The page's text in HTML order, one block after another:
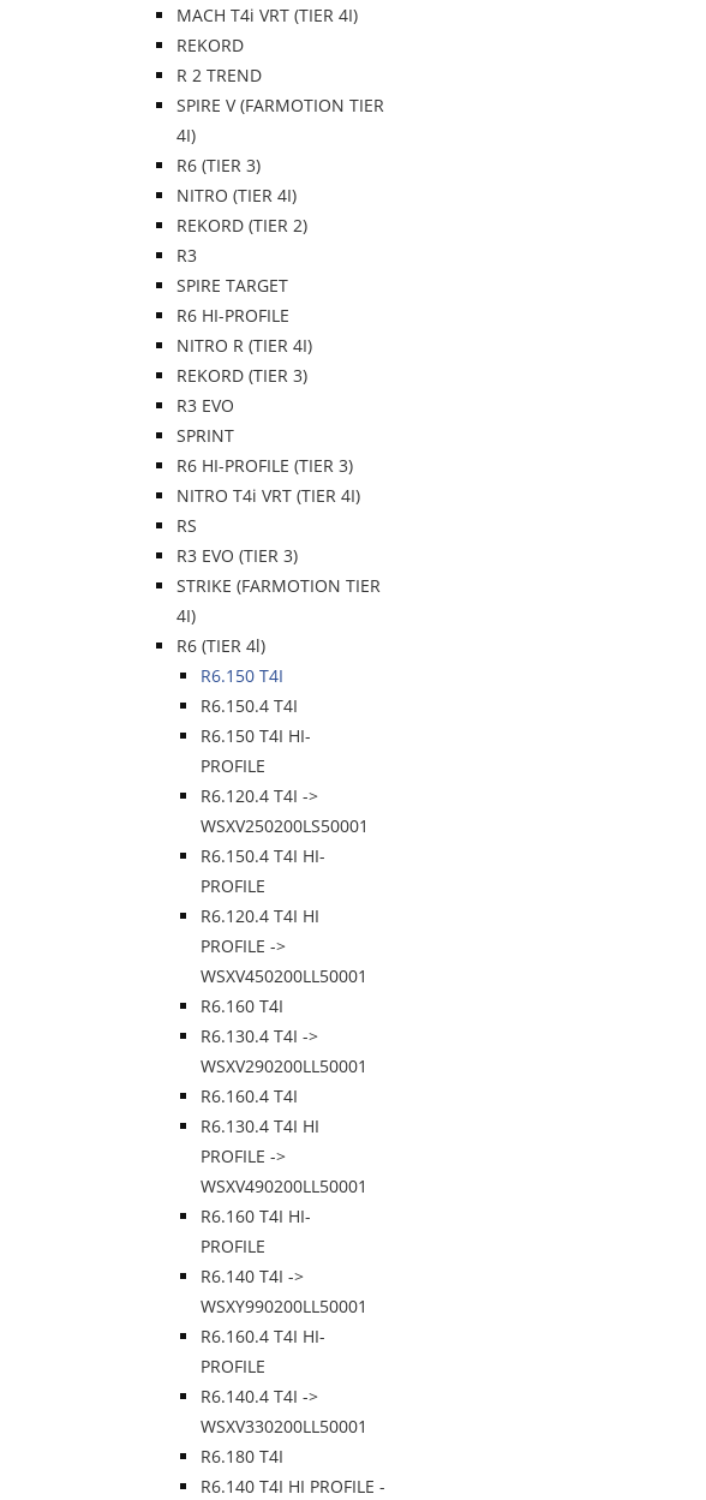
MACH T4i VRT (TIER 4I)
REKORD
R 2 TREND
SPIRE V (FARMOTION TIER
4I)
R6 (TIER 3)
NITRO (TIER 4I)
REKORD (TIER 2)
R3
SPIRE TARGET
R6 HI-PROFILE
NITRO R (TIER 4I)
REKORD (TIER 3)
R3 EVO
SPRINT
R6 HI-PROFILE (TIER 3)
NITRO T4i VRT (TIER 4I)
RS
R3 EVO (TIER 3)
STRIKE (FARMOTION TIER
4I)
R6 (TIER 4l)
R6.150 T4I
R6.150.4 T4I
R6.150 T4I HI-
PROFILE
R6.120.4 T4I ->
WSXV250200LS50001
R6.150.4 T4I HI-
PROFILE
R6.120.4 T4I HI
PROFILE ->
WSXV450200LL50001
R6.160 T4I
R6.130.4 T4I ->
WSXV290200LL50001
R6.160.4 T4I
R6.130.4 T4I HI
PROFILE ->
WSXV490200LL50001
R6.160 T4I HI-
PROFILE
R6.140 T4I ->
WSXY990200LL50001
R6.160.4 T4I HI-
PROFILE
R6.140.4 T4I ->
WSXV330200LL50001
R6.180 T4I
R6.140 T4I HI PROFILE -